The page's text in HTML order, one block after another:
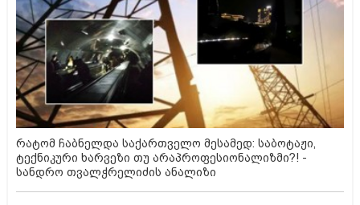
რატომ ჩაბნელდა საქართველო მესამედ: საბოტაჟი,
ტექნიკური ხარვეზი თუ არაპროფესიონალიზმი?! -
სანდრო თვალჭრელიძის ანალიზი